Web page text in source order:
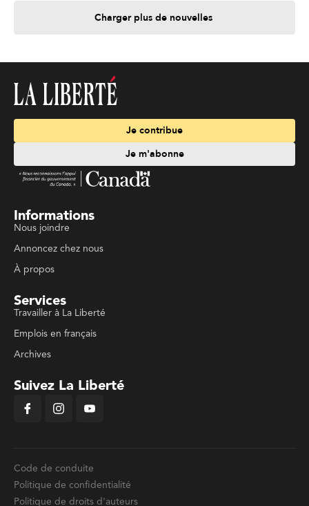
Charger plus de nouvelles
Je contribue
Je m'abonne
Informations
Nous joindre
Annoncez chez nous
À propos
Services
Travailler à La Liberté
Emplois en français
Archives
Suivez La Liberté
Code de conduite
Politique de confidentialité
Politique de droits d'auteurs